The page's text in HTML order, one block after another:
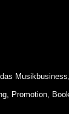
Promotion,